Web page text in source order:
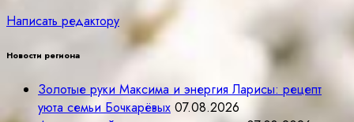
Написать редактору
Новости региона
Золотые руки Максима и энергия Ларисы: рецепт
уюта семьи Бочкарёвых 07.08.2026